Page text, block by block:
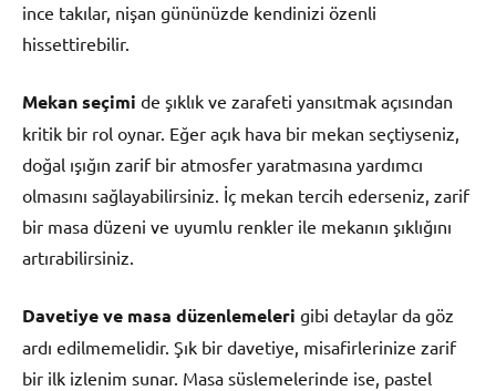
ince takılar, nişan gününüzde kendinizi özenli
hissettirebilir.
Mekan seçimi de şıklık ve zarafeti yansıtmak açısından
kritik bir rol oynar. Eğer açık hava bir mekan seçtiyseniz,
doğal ışığın zarif bir atmosfer yaratmasına yardımcı
olmasını sağlayabilirsiniz. İç mekan tercih ederseniz, zarif
bir masa düzeni ve uyumlu renkler ile mekanın şıklığını
artırabilirsiniz.
Davetiye ve masa düzenlemeleri gibi detaylar da göz
ardı edilmemelidir. Şık bir davetiye, misafirlerinize zarif
bir ilk izlenim sunar. Masa süslemelerinde ise, pastel